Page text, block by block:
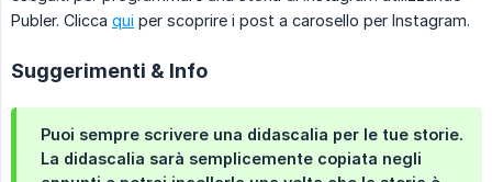
Publer. Clicca qui per scoprire i post a carosello per Instagram.
Suggerimenti & Info
Puoi sempre scrivere una didascalia per le tue storie.
La didascalia sarà semplicemente copiata negli